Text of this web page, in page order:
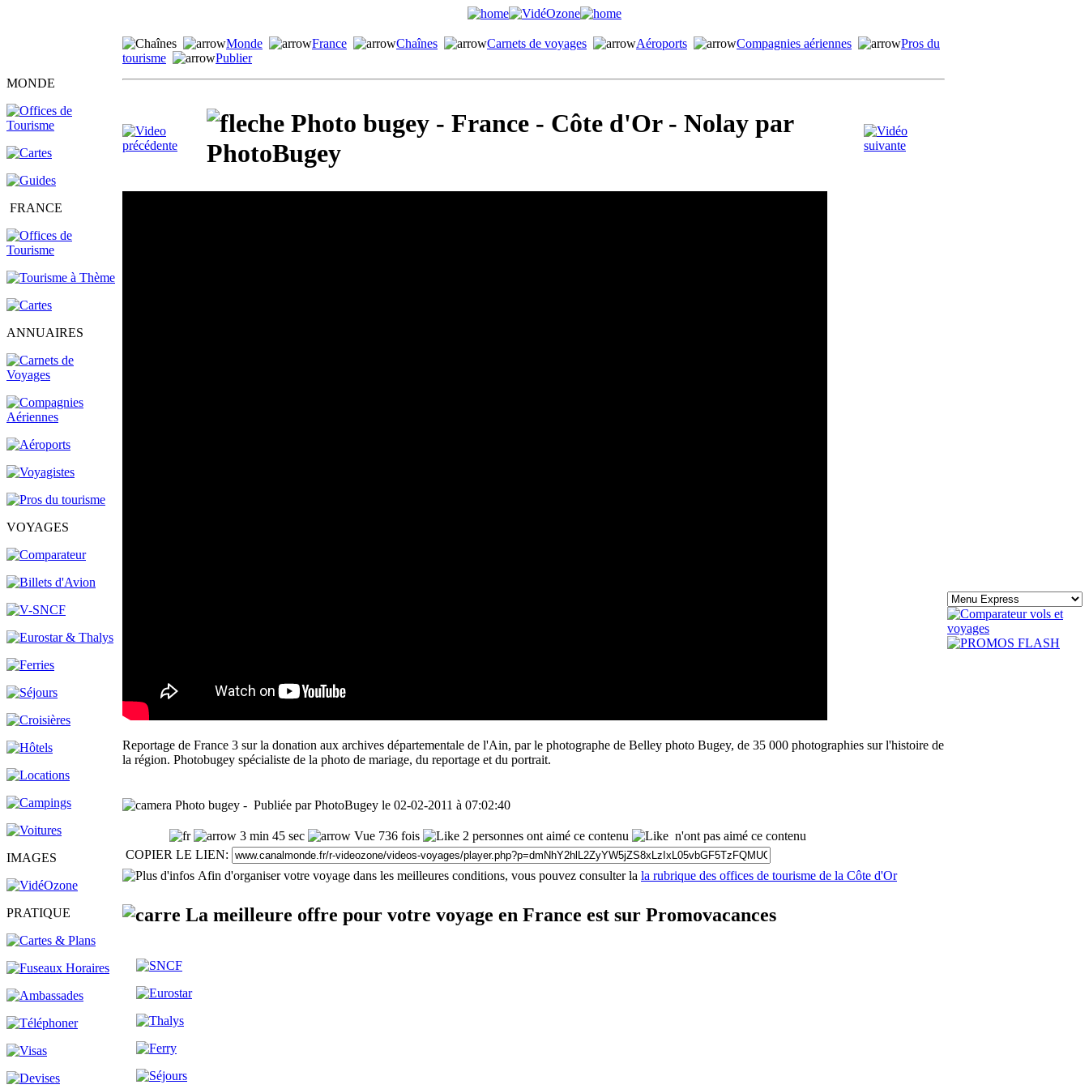
MONDE
FRANCE
ANNUAIRES
VOYAGES
IMAGES
PRATIQUE
Monde France Chaînes Carnets de voyages Aéroports Compagnies aériennes
Pros du
tourisme
Publier
Photo bugey - France - Côte d'Or - Nolay par
PhotoBugey
Reportage de France 3 sur la donation aux archives départementale de l'Ain, par le photographe de Belley photo Bugey, de 35 000 photographies sur l'histoire de
la région. Photobugey spécialiste de la photo de mariage, du reportage et du portrait.
Photo bugey - Publiée par PhotoBugey le 02-02-2011 à 07:02:40
3 min 45 sec Vue 736 fois 2 personnes ont aimé ce contenu
n'ont pas aimé ce contenu
COPIER LE LIEN:
Afin d'organiser votre voyage dans les meilleures conditions, vous pouvez consulter la la rubrique des offices de tourisme de la Côte d'Or
La meilleure offre pour votre voyage en France est sur Promovacances